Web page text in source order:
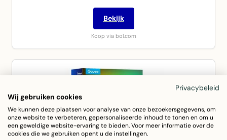
Bekijk
Koop via bol.com
Privacybeleid
Wij gebruiken cookies
We kunnen deze plaatsen voor analyse van onze bezoekersgegevens, om
onze website te verbeteren, gepersonaliseerde inhoud te tonen en om u
een geweldige website-ervaring te bieden. Voor meer informatie over de
cookies die we gebruiken opent u de instellingen.